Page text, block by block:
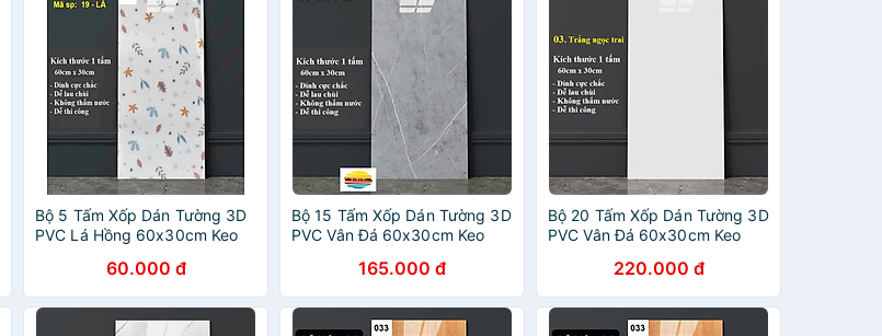
Bộ 5 Tấm Xốp Dán Tường 3D
PVC Lá Hồng 60x30cm Keo
Sang trọng60.000 đ
Bộ 15 Tấm Xốp Dán Tường 3D
PVC Vân Đá 60x30cm Keo
Sang trọng165.000 đ
Bộ 20 Tấm Xốp Dán Tường 3D
PVC Vân Đá 60x30cm Keo
Sang trọng220.000 đ